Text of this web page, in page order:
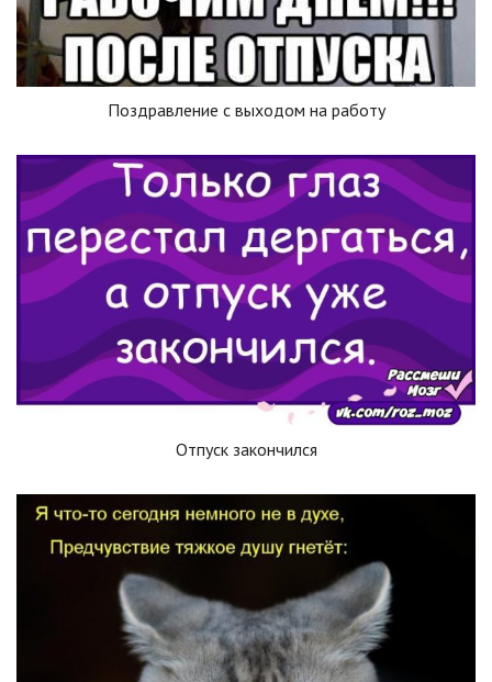
Поздравление с выходом на работу
Отпуск закончился